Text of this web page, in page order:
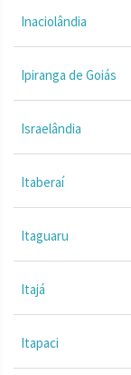
Inaciolândia
Ipiranga de Goiás
Israelândia
Itaberaí
Itaguaru
Itajá
Itapaci